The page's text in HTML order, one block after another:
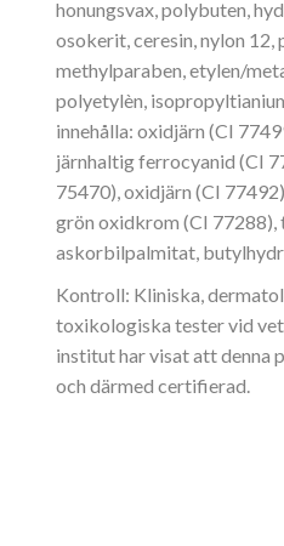
honungsvax, polybuten,
osokerit, ceresin, nylon 12,
methylparaben, etylen/
polyetylèn,
innehålla: oxidjärn (CI
järnhaltig ferrocyanid (CI
75470), oxidjärn (CI
grön oxidkrom (CI
askorbilpalmitat,
Kontroll: Kliniska,
toxikologiska tester vid
institut har visat att denna
och därmed certifierad.